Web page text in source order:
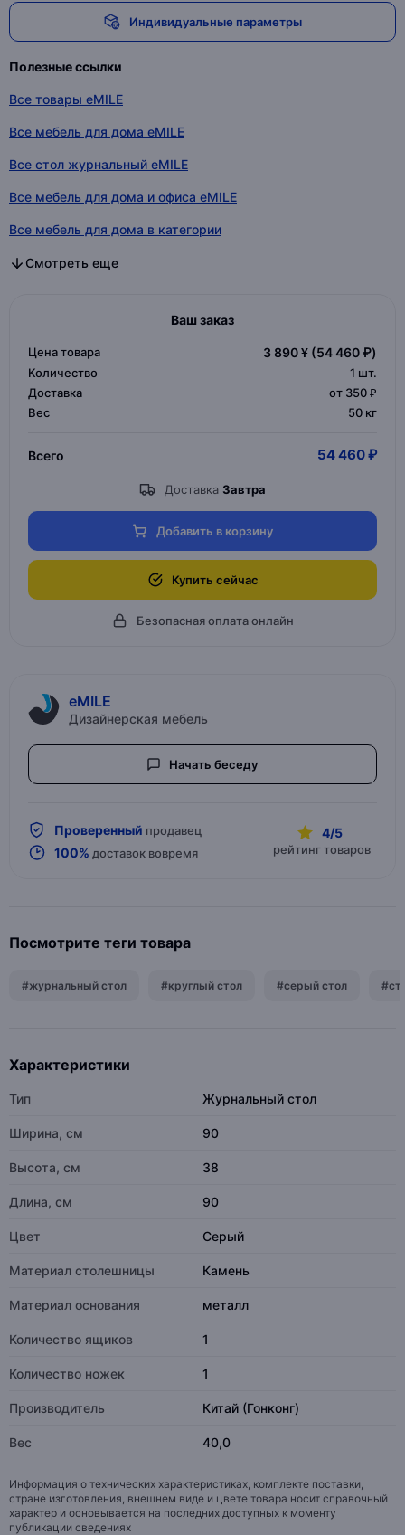
Индивидуальные параметры
Полезные ссылки
Все товары eMILE
Все мебель для дома eMILE
Все стол журнальный eMILE
Все мебель для дома и офиса eMILE
Все мебель для дома в категории
Все стол журнальный в категории
Все мебель для дома и офиса в категории
Смотреть еще
Ваш заказ
Цена товара 3 890 ¥ (54 460 ₽)
Количество 1 шт.
Доставка
от 350 ₽
Вес
50 кг
Всего 54 460 ₽
Доставка Завтра
Добавить в корзину
Купить сейчас
Безопасная оплата онлайн
eMILE
Дизайнерская мебель
Начать беседу
Проверенный продавец
100% доставок вовремя
4/5
рейтинг товаров
Посмотрите теги товара
#журнальный стол #круглый стол #серый стол
Характеристики
Тип Журнальный стол
Ширина, см 90
Высота, см 38
Длина, см 90
Цвет Серый
Материал столешницы Камень
Материал основания металл
Количество ящиков 1
Количество ножек 1
Производитель Китай (Гонконг)
Вес 40,0
Информация о технических характеристиках, комплекте поставки,
стране изготовления, внешнем виде и цвете товара носит справочный
характер и основывается на последних доступных к моменту
публикации сведениях